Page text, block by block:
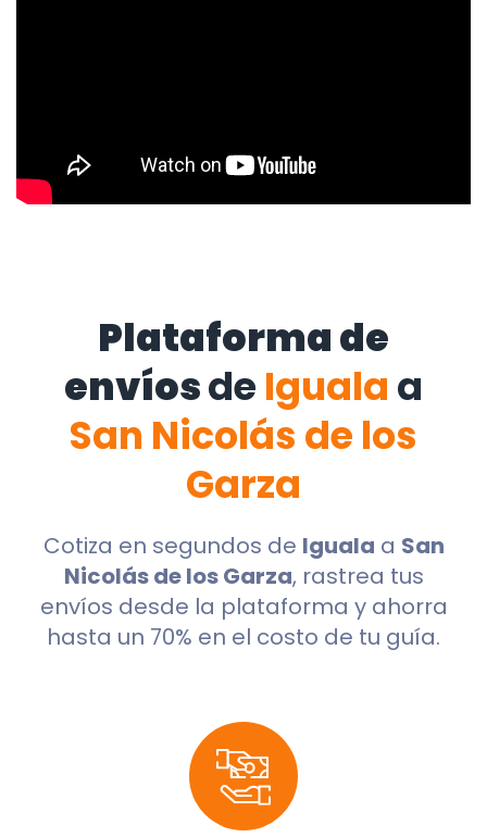
Plataforma de
envíosde Iguala a
San Nicolás de los
Garza
Cotiza en segundos de Iguala a San
Nicolás de los Garza, rastrea tus
envíos desde la plataforma y ahorra
hasta un 70% en el costo de tu guía.